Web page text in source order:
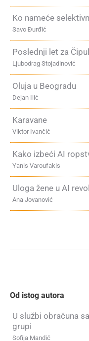
Ko nameće
Savo Đurđić
Poslednji let za
Ljubodrag Stojadinović
Oluja u Beogradu
Dejan Ilić
Karavane
Viktor Ivančić
Kako izbeći AI
Yanis Varoufakis
Uloga žene u AI
Ana Jovanović
Od istog autora
U službi obračuna
grupi
Sofija Mandić